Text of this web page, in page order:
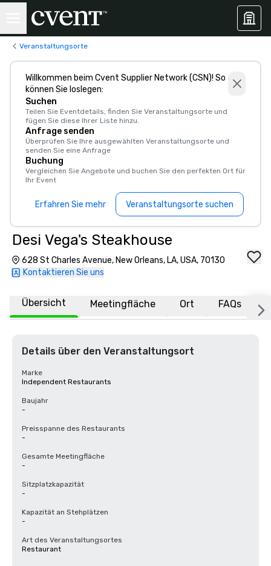
Veranstaltungsorte
Willkommen beim Cvent Supplier Network (CSN)! So
können Sie loslegen:
Suchen
Teilen Sie Eventdetails, finden Sie Veranstaltungsorte und
fügen Sie diese Ihrer Liste hinzu.
Anfrage senden
Überprüfen Sie Ihre ausgewählten Veranstaltungsorte und
senden Sie eine Anfrage
Buchung
Vergleichen Sie Angebote und buchen Sie den perfekten Ort für
Ihr Event
Erfahren Sie mehr Veranstaltungsorte suchen
Desi Vega's Steakhouse
628 St Charles Avenue, New Orleans, LA, USA, 70130
Kontaktieren Sie uns
Übersicht Meetingfläche Ort FAQs
Details über den Veranstaltungsort
Marke
Independent Restaurants
Baujahr
-
Preisspanne des Restaurants
-
Gesamte Meetingfläche
-
Sitzplatzkapazität
-
Kapazität an Stehplätzen
-
Art des Veranstaltungsortes
Restaurant